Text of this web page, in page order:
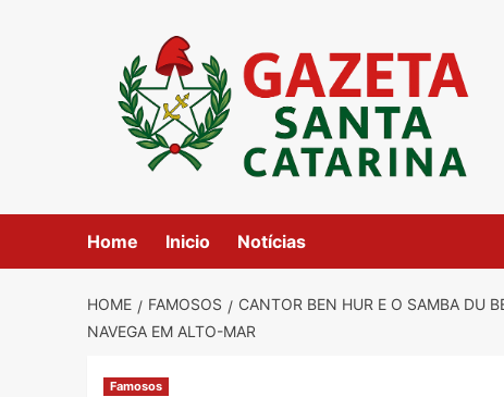
Home Inicio Notícias
HOME FAMOSOS
CANTOR BEN HUR E O SAMBA DU
NAVEGA EM ALTO-MAR
Famosos